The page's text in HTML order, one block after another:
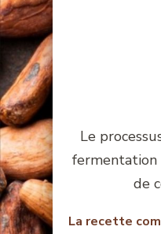
Le
fermentation
de
La recette